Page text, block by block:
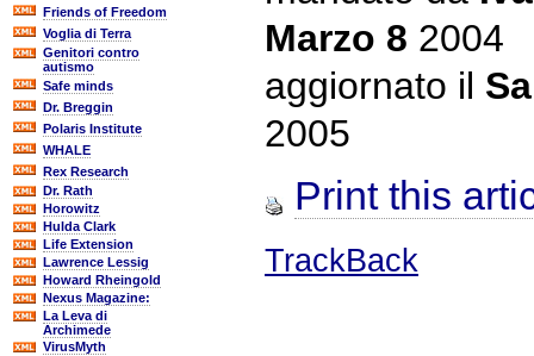
Friends of Freedom
Voglia di Terra
Genitori contro
autismo
Safe minds
Dr. Breggin
Polaris Institute
WHALE
Rex Research
Dr. Rath
Horowitz
Hulda Clark
Life Extension
Lawrence Lessig
Howard Rheingold
Nexus Magazine:
La Leva di
Archimede
VirusMyth
Marzo 8 2004
aggiornato il
2005
Print this
TrackBack